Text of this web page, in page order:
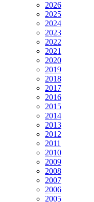
2026
2025
2024
2023
2022
2021
2020
2019
2018
2017
2016
2015
2014
2013
2012
2011
2010
2009
2008
2007
2006
2005